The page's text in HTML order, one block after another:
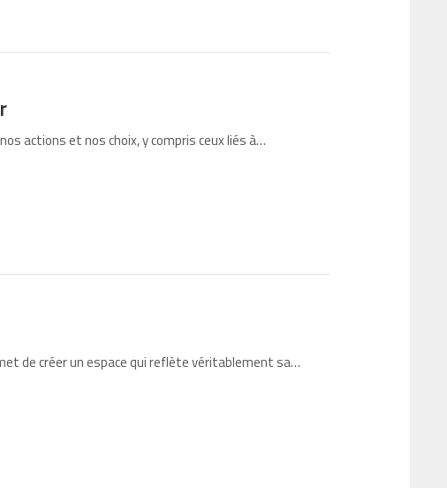
actions et nos choix, y compris ceux liés à…
de créer un espace qui reflète véritablement sa…